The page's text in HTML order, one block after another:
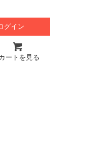
グイン
ートを見る